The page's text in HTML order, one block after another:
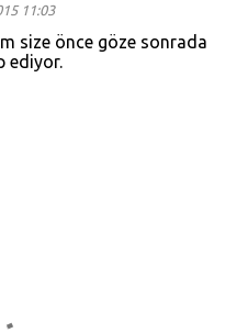
11:03
size önce göze sonrada
ediyor.